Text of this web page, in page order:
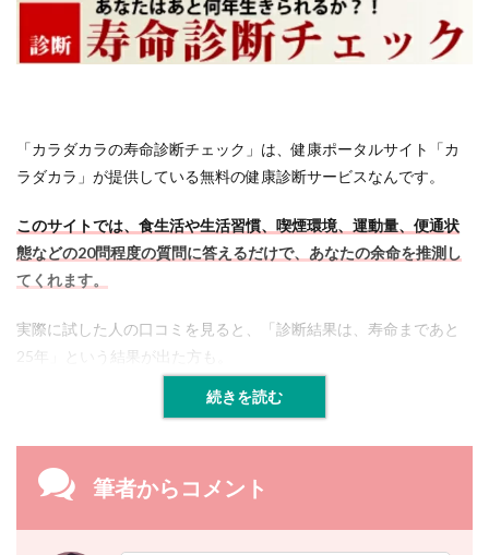
「カラダカラの寿命診断チェック」は、健康ポータルサイト「カ
ラダカラ」が提供している無料の健康診断サービスなんです。
このサイトでは、食生活や生活習慣、喫煙環境、運動量、便通状
態などの20問程度の質問に答えるだけで、あなたの余命を推測し
てくれます。
実際に試した人の口コミを見ると、「診断結果は、寿命まであと
25年」という結果が出た方も。
続きを読む
筆者からコメント